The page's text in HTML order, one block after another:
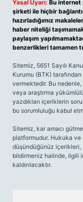
Yasal Uyarı: Bu internet
şirketi ile hiçbir
hazırladığımız
haber niteliği
paylaşım
benzerlikleri tamamen
Sitemiz, 5651 Sayılı
Kurumu (BTK)
vermektedir. Bu
veya araştırma
yazdıkları içeriklerin
bu sorumluluğu kabul
Sitemiz, kar amacı
platformudur. Hukuka ve
düşündüğünüz içerikleri,
bildirmeniz halinde, ilgili
kaldırılacaktır.